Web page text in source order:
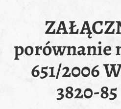
porównanie
651/2006
3820-